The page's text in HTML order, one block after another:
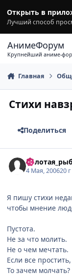
Открыть в
Лучший способ
АнимеФорум
Крупнейший аниме-
Главная
Стихи
Поделиться
4 Мая, 200620 г
Я пишу стихи
чтобы мнение
Пустота.
Не за что молить.
Не о чем мечтать.
Если все простить,
То зачем молчать?